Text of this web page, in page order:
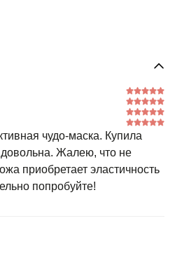
чудо-маска. Купила
довольна. Жалею, что не
приобретает эластичность
попробуйте!